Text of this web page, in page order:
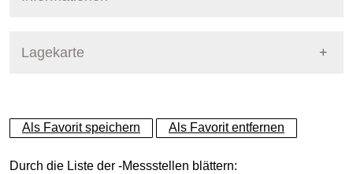
Lagekarte
+
−
Als Favorit speichern Als Favorit entfernen
Durch die Liste der -Messstellen blättern: